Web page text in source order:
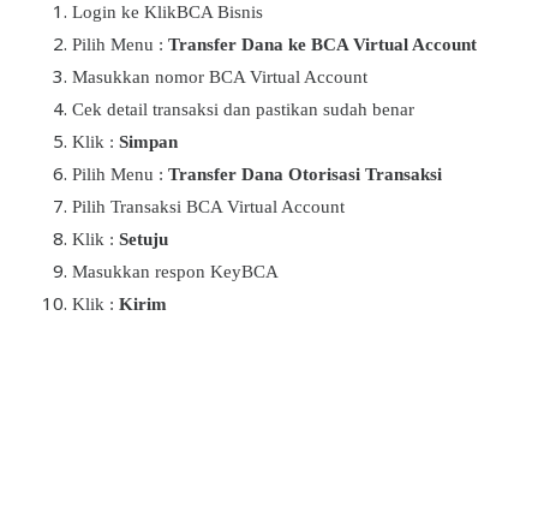
Login ke KlikBCA Bisnis
Pilih Menu : Transfer Dana ke BCA Virtual Account
Masukkan nomor BCA Virtual Account
Cek detail transaksi dan pastikan sudah benar
Klik : Simpan
Pilih Menu : Transfer Dana Otorisasi Transaksi
Pilih Transaksi BCA Virtual Account
Klik : Setuju
Masukkan respon KeyBCA
Klik : Kirim